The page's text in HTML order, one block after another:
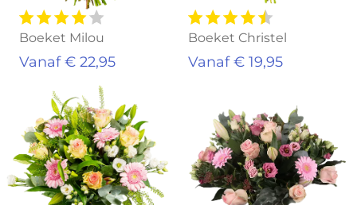
Boeket Milou
Vanaf € 22,95
Boeket Christel
Vanaf € 19,95